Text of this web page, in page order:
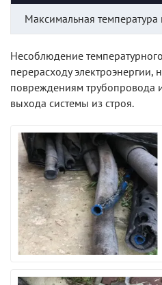
Максимальная
Несоблюдение
перерасходу
повреждениям трубопровода
выхода системы из строя.